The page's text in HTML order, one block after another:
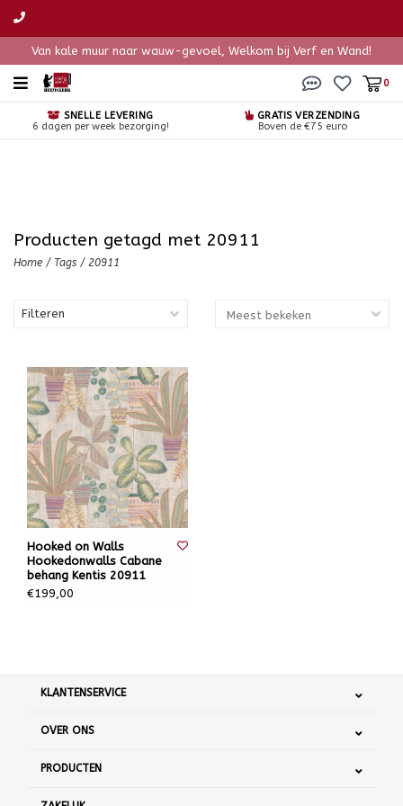
Van kale muur naar wauw-gevoel, Welkom bij Verf en Wand!
0
SNELLE LEVERING
6 dagen per week bezorging!
GRATIS VERZENDING
Boven de €75 euro
Producten getagd met 20911
Home / Tags / 20911
Filteren
Hooked on Walls
Hookedonwalls Cabane
behang Kentis 20911
€199,00
KLANTENSERVICE
OVER ONS
PRODUCTEN